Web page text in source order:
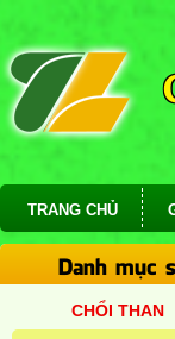
TRANG CHỦ
Danh mục
CHỔI THAN